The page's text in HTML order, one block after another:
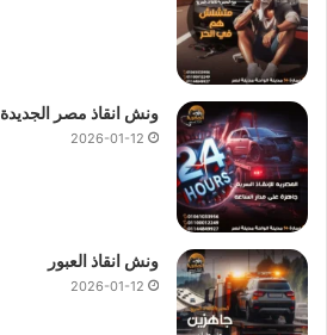
ونش انقاذ مصر الجديدة
2026-01-12
ونش انقاذ العبور
2026-01-12